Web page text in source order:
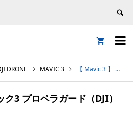


DRONE MAVIC 3 【 Mavic 3 】 マビック3 プロペラガード（DJI）
ク3 プロペラガード（DJI）